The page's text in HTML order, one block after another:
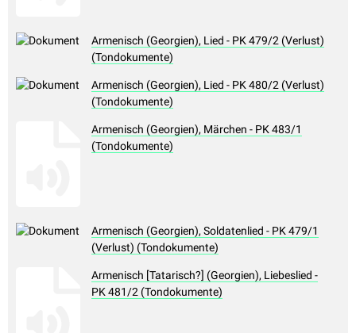
Armenisch (Georgien), Lied - PK 479/2 (Verlust)
(Tondokumente)
Armenisch (Georgien), Lied - PK 480/2 (Verlust)
(Tondokumente)
Armenisch (Georgien), Märchen - PK 483/1
(Tondokumente)
Armenisch (Georgien), Soldatenlied - PK 479/1
(Verlust) (Tondokumente)
Armenisch [Tatarisch?] (Georgien), Liebeslied -
PK 481/2 (Tondokumente)